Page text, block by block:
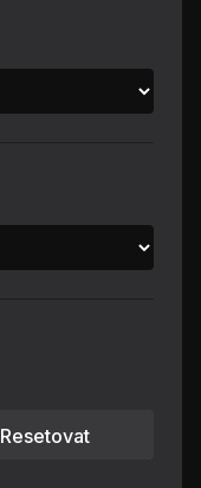
Resetovat